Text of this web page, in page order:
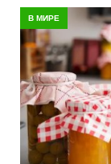
В МИРЕ